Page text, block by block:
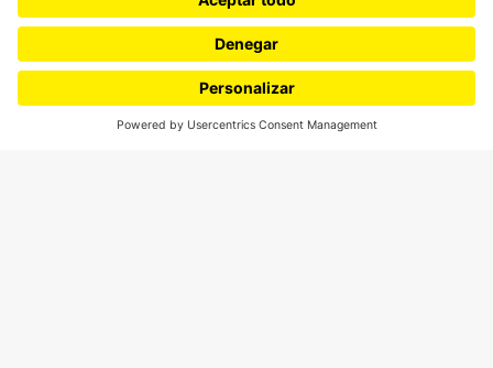
¿Quiénes somos?
Podcasts
Ediciones especiales
Proyectos 070